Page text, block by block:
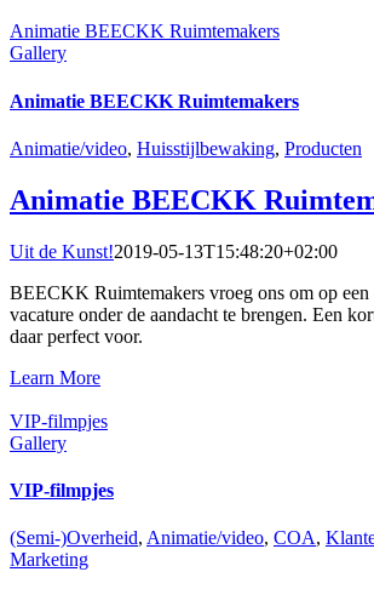
Animatie BEECKK Ruimtemakers
Gallery
Animatie BEECKK Ruimtemakers
Animatie/video, Huisstijlbewaking, Producten
Animatie BEECKK
Uit de Kunst!2019-05-13T15:48:20+02:00
BEECKK Ruimtemakers vroeg ons om op een
vacature onder de aandacht te brengen. Een
daar perfect voor.
Learn More
VIP-filmpjes
Gallery
VIP-filmpjes
(Semi-)Overheid, Animatie/video, COA,
Marketing